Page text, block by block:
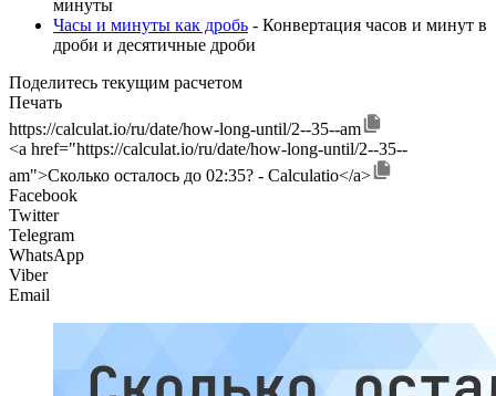
минуты
Часы и минуты как дробь - Конвертация часов и минут в
дроби и десятичные дроби
Поделитесь текущим расчетом
Печать
https://calculat.io/ru/date/how-long-until/2--35--am
<a href="https://calculat.io/ru/date/how-long-until/2--35--
am">Сколько осталось до 02:35? - Calculatio</a>
Facebook
Twitter
Telegram
WhatsApp
Viber
Email